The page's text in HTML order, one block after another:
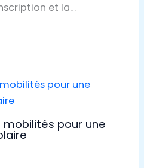
et la…
mobilités pour une